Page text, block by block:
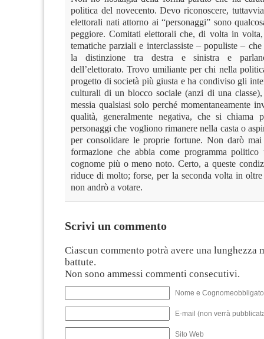
politica del novecento. Devo riconoscere,
elettorali nati attorno ai “personaggi” sono
peggiore. Comitati elettorali che, di volta in
tematiche parziali e interclassiste – populiste –
la distinzione tra destra e sinistra e
dell’elettorato. Trovo umiliante per chi nella
progetto di società più giusta e ha condiviso gli
culturali di un blocco sociale (anzi di una
messia qualsiasi solo perché momentaneamente
qualità, generalmente negativa, che si chiama
personaggi che vogliono rimanere nella casta o
per consolidare le proprie fortune. Non darò
formazione che abbia come programma
cognome più o meno noto. Certo, a queste
riduce di molto; forse, per la seconda volta in oltre
non andrò a votare.
Scrivi un commento
Ciascun commento potrà avere una lunghezza
battute.
Non sono ammessi commenti consecutivi.
Nome e
E-mail (non verrà
Sito Web